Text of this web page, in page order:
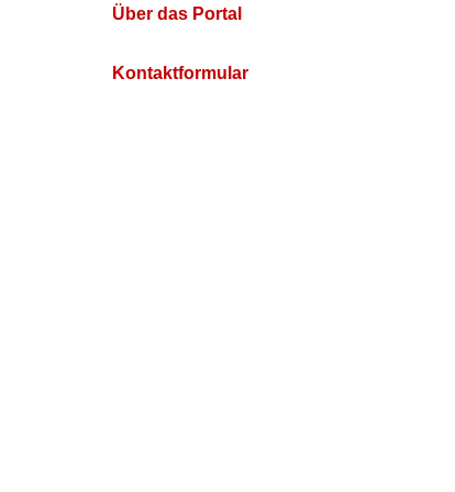
Über das Portal
Kontaktformular